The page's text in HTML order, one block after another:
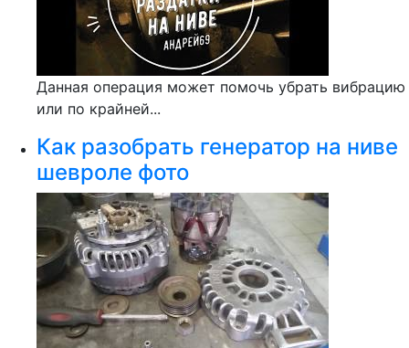
Данная операция может помочь убрать вибрацию
или по крайней...
Как разобрать генератор на ниве
шевроле фото